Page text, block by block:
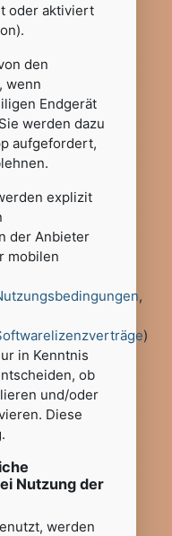
oder aktiviert
den
wenn
Endgerät
werden dazu
aufgefordert,
explizit
der Anbieter
mobilen
,
)
in Kenntnis
ob
und/oder
Diese
Nutzung der
werden